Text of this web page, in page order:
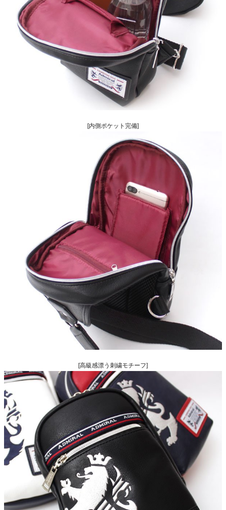
[内側ポケット完備]
[高級感漂う刺繍モチーフ]